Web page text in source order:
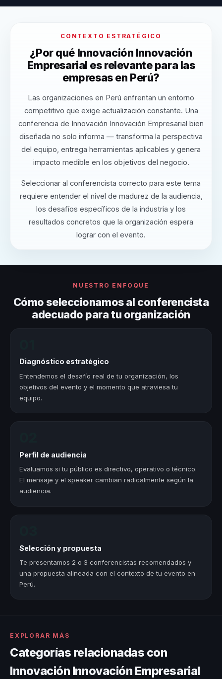
CONTEXTO ESTRATÉGICO
¿Por qué Innovación Innovación
Empresarial es relevante para las
empresas en Perú?
Las organizaciones en Perú enfrentan un entorno
competitivo que exige actualización constante. Una
conferencia de Innovación Innovación Empresarial bien
diseñada no solo informa — transforma la perspectiva
del equipo, entrega herramientas aplicables y genera
impacto medible en los objetivos del negocio.
Seleccionar al conferencista correcto para este tema
requiere entender el nivel de madurez de la audiencia,
los desafíos específicos de la industria y los
resultados concretos que la organización espera
lograr con el evento.
NUESTRO ENFOQUE
Cómo seleccionamos al conferencista
adecuado para tu organización
Diagnóstico estratégico
Entendemos el desafío real de tu organización, los
objetivos del evento y el momento que atraviesa tu
equipo.
Perfil de audiencia
Evaluamos si tu público es directivo, operativo o técnico.
El mensaje y el speaker cambian radicalmente según la
audiencia.
Selección y propuesta
Te presentamos 2 o 3 conferencistas recomendados y
una propuesta alineada con el contexto de tu evento en
Perú.
EXPLORAR MÁS
Categorías relacionadas con
Innovación Innovación Empresarial